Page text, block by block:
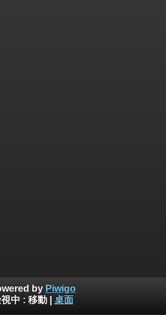
by Piwigo
中 : 移動| 桌面